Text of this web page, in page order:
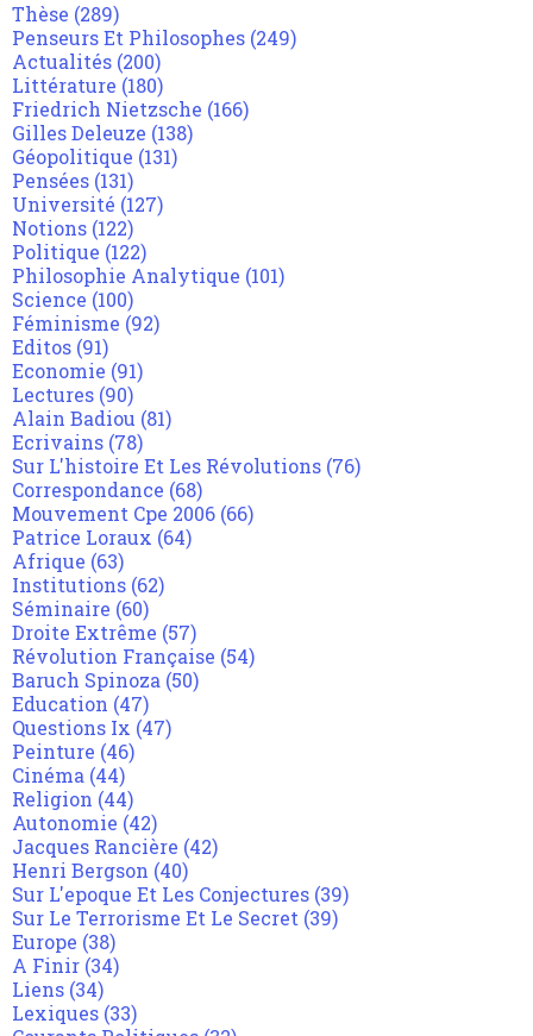
Thèse (289)
Penseurs Et Philosophes (249)
Actualités (200)
Littérature (180)
Friedrich Nietzsche (166)
Gilles Deleuze (138)
Géopolitique (131)
Pensées (131)
Université (127)
Notions (122)
Politique (122)
Philosophie Analytique (101)
Science (100)
Féminisme (92)
Editos (91)
Economie (91)
Lectures (90)
Alain Badiou (81)
Ecrivains (78)
Sur L'histoire Et Les Révolutions (76)
Correspondance (68)
Mouvement Cpe 2006 (66)
Patrice Loraux (64)
Afrique (63)
Institutions (62)
Séminaire (60)
Droite Extrême (57)
Révolution Française (54)
Baruch Spinoza (50)
Education (47)
Questions Ix (47)
Peinture (46)
Cinéma (44)
Religion (44)
Autonomie (42)
Jacques Rancière (42)
Henri Bergson (40)
Sur L'epoque Et Les Conjectures (39)
Sur Le Terrorisme Et Le Secret (39)
Europe (38)
A Finir (34)
Liens (34)
Lexiques (33)